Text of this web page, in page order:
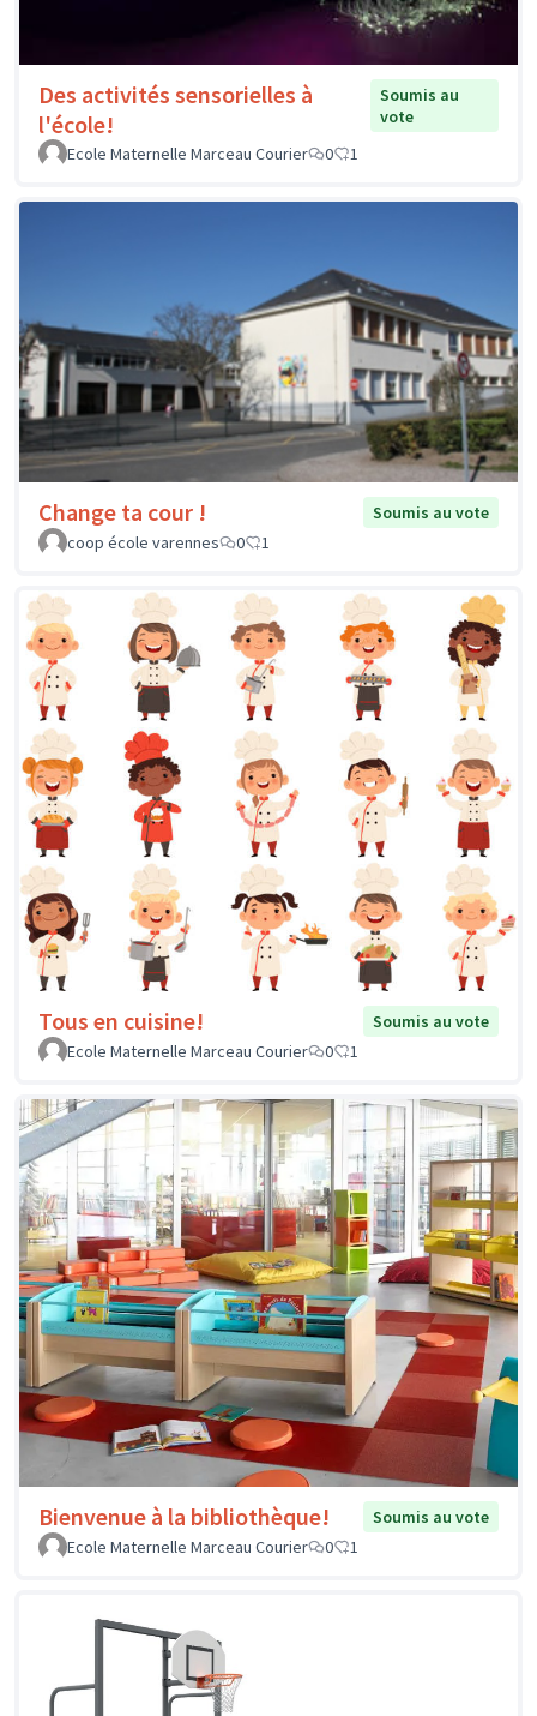
Des activités sensorielles à
l'école!
Soumis au
vote
Ecole Maternelle Marceau Courier
0 1
Change ta cour !
Soumis au vote
coop école varennes
0 1
Tous en cuisine!
Soumis au vote
Ecole Maternelle Marceau Courier
0 1
Bienvenue à la bibliothèque!
Soumis au vote
Ecole Maternelle Marceau Courier
0 1